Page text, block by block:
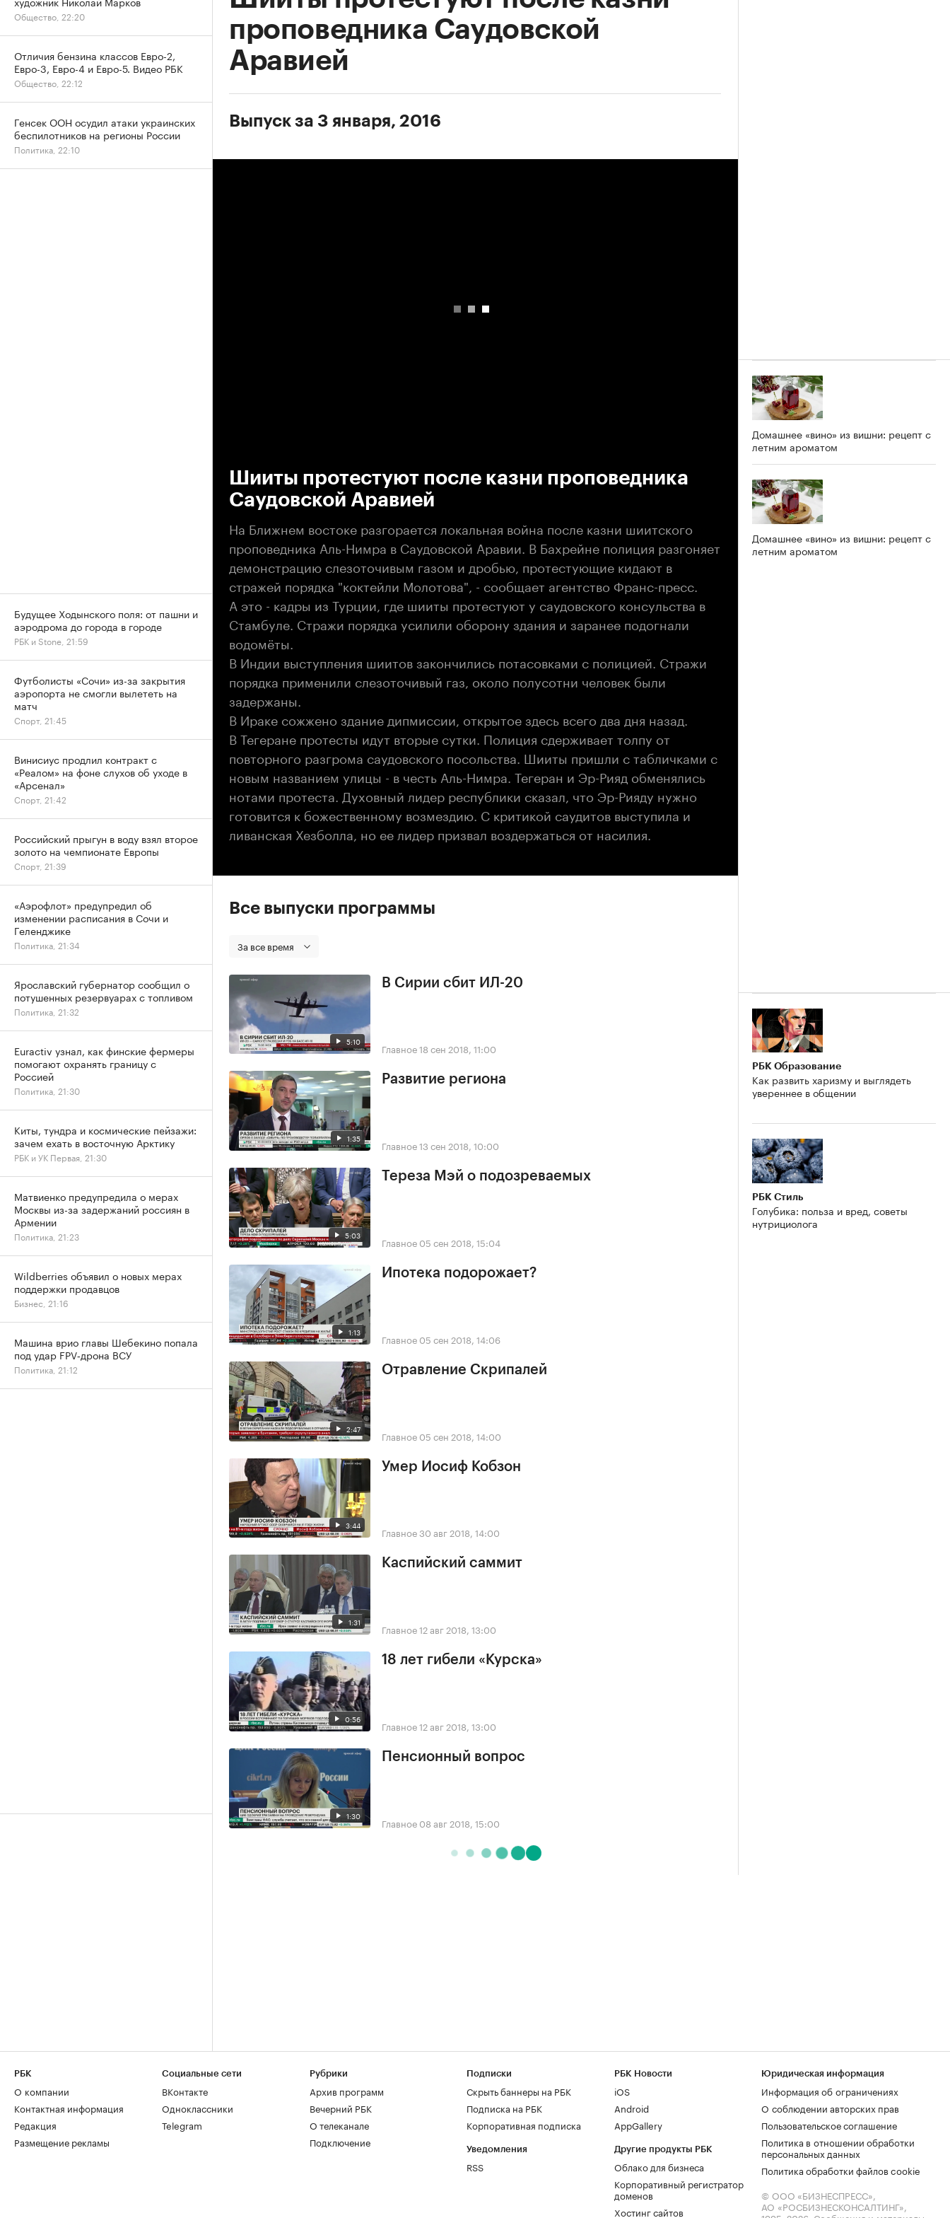
проповедника Саудовской
Аравией
Выпуск за 3 января, 2016
Шииты протестуют после казни проповедника
Саудовской Аравией
На Ближнем востоке разгорается локальная война после казни шиитского
проповедника Аль-Нимра в Саудовской Аравии. В Бахрейне полиция разгоняет
демонстрацию слезоточивым газом и дробью, протестующие кидают в
стражей порядка "коктейли Молотова", - сообщает агентство Франс-пресс.
А это - кадры из Турции, где шииты протестуют у саудовского консульства в
Стамбуле. Стражи порядка усилили оборону здания и заранее подогнали
водомёты.
В Индии выступления шиитов закончились потасовками с полицией. Стражи
порядка применили слезоточивый газ, около полусотни человек были
задержаны.
В Ираке сожжено здание дипмиссии, открытое здесь всего два дня назад.
В Тегеране протесты идут вторые сутки. Полиция сдерживает толпу от
повторного разгрома саудовского посольства. Шииты пришли с табличками с
новым названием улицы - в честь Аль-Нимра. Тегеран и Эр-Рияд обменялись
нотами протеста. Духовный лидер республики сказал, что Эр-Рияду нужно
готовится к божественному возмездию. С критикой саудитов выступила и
ливанская Хезболла, но ее лидер призвал воздержаться от насилия.
Все выпуски программы
За все время
5:10
В Сирии сбит ИЛ-20
Главное18 сен 2018, 11:00
1:35
Развитие региона
Главное13 сен 2018, 10:00
5:03
Тереза Мэй о подозреваемых
Главное 05 сен 2018, 15:04
1:13
Ипотека подорожает?
Главное 05 сен 2018, 14:06
2:47
Отравление Скрипалей
Главное 05 сен 2018, 14:00
3:44
Умер Иосиф Кобзон
Главное30 авг 2018, 14:00
1:31
Каспийский саммит
Главное12 авг 2018, 13:00
0:56
18 лет гибели «Курска»
Главное12 авг 2018, 13:00
1:30
Пенсионный вопрос
Главное 08 авг 2018, 15:00
Домашнее «вино» из вишни: рецепт с
летним ароматом
Домашнее «вино» из вишни: рецепт с
летним ароматом
РБК Образование
Как развить харизму и выглядеть
увереннее в общении
РБК Стиль
Голубика: польза и вред, советы
нутрициолога
Общество, 22:20
Отличия бензина классов Евро-2,
Евро-3, Евро-4 и Евро-5. Видео РБК
Общество, 22:12
Генсек ООН осудил атаки украинских
беспилотников на регионы России
Политика, 22:10
Будущее Ходынского поля: от пашни и
аэродрома до города в городе
РБК и Stone, 21:59
Футболисты «Сочи» из-за закрытия
аэропорта не смогли вылететь на
матч
Спорт, 21:45
Винисиус продлил контракт с
«Реалом» на фоне слухов об уходе в
«Арсенал»
Спорт, 21:42
Российский прыгун в воду взял второе
золото на чемпионате Европы
Спорт, 21:39
«Аэрофлот» предупредил об
изменении расписания в Сочи и
Геленджике
Политика, 21:34
Ярославский губернатор сообщил о
потушенных резервуарах с топливом
Политика, 21:32
Euractiv узнал, как финские фермеры
помогают охранять границу с
Россией
Политика, 21:30
Киты, тундра и космические пейзажи:
зачем ехать в восточную Арктику
РБК и УК Первая, 21:30
Матвиенко предупредила о мерах
Москвы из-за задержаний россиян в
Армении
Политика, 21:23
Wildberries объявил о новых мерах
поддержки продавцов
Бизнес, 21:16
Машина врио главы Шебекино попала
под удар FPV‑дрона ВСУ
Политика, 21:12
РБК
О компании
Контактная информация
Редакция
Размещение рекламы
Социальные сети
ВКонтакте
Одноклассники
Telegram
Рубрики
Архив программ
Вечерний РБК
О телеканале
Подключение
Подписки
Скрыть баннеры на РБК
Подписка на РБК
Корпоративная подписка
Уведомления
RSS
РБК Новости
iOS
Android
AppGallery
Другие продукты РБК
Облако для бизнеса
Корпоративный регистратор
доменов
Хостинг сайтов
Юридическая информация
Информация об ограничениях
О соблюдении авторских прав
Пользовательское соглашение
Политика в отношении обработки
персональных данных
Политика обработки файлов cookie
© ООО «БИЗНЕСПРЕСС»,
АО «РОСБИЗНЕСКОНСАЛТИНГ»,